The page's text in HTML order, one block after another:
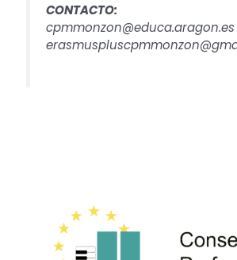
CONTACTO:
cpmmonzon@educa.aragon.es